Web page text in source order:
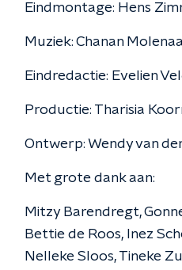
Eindmontage: Hens
Muziek: Chanan
Eindredactie: Evelien
Productie: Tharisia
Ontwerp: Wendy van der
Met grote dank aan:
Mitzy Barendregt,
Bettie de Roos, Inez
Nelleke Sloos, Tineke